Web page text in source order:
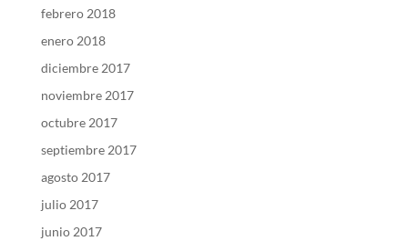
febrero 2018
enero 2018
diciembre 2017
noviembre 2017
octubre 2017
septiembre 2017
agosto 2017
julio 2017
junio 2017